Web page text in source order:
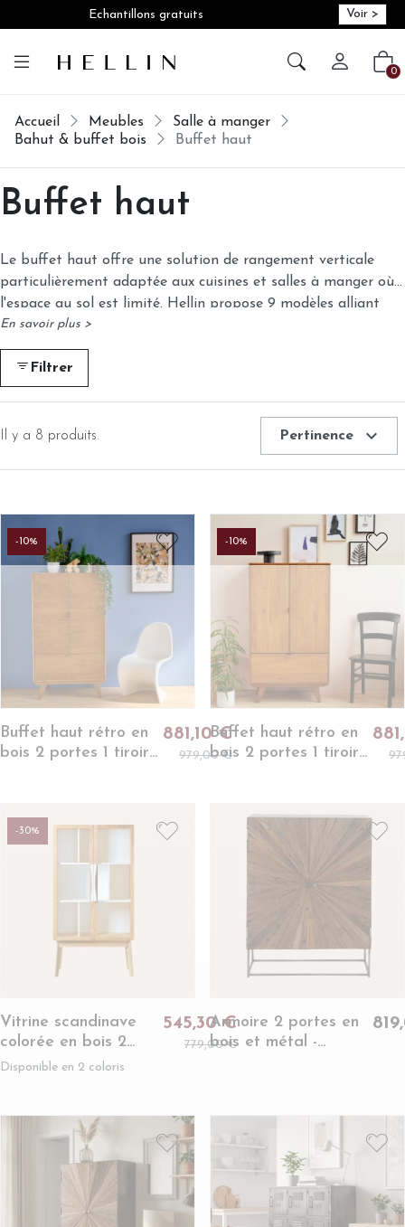
Echantillons gratuits Voir >
Créer 0
Accueil Meubles
Salle à manger
Bahut & buffet bois
Buffet haut
Buffet haut
Le buffet haut offre une solution de rangement verticale
particulièrement adaptée aux cuisines et salles à manger où
l'espace au sol est limité. Hellin propose 9 modèles alliant
bois massif, bois recyclé, métal et chêne huilé, dans des
formats atteignant jusqu'à 140 cm de hauteur. Des finitions
en chêne naturel, en bronze ou en noir permettent d'orienter
rapidement son choix selon l'ambiance souhaitée.
En savoir plus >
Filtrer
Il y a 8 produits. Pertinence expand_more
-10%
Buffet haut rétro en
bois 2 portes 1 tiroir
881,10 €
979,00 €
-10%
Buffet haut rétro en
bois 2 portes 1 tiroir
-30%
Vitrine scandinave
colorée en bois 2
portes vitrées 2
Disponible en 2 coloris
545,30 €
779,00 €
Armoire 2 portes en
bois et métal -